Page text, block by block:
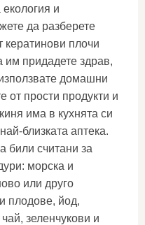
и
да разберете
плочи
им придадете здрав,
домашни
от прости продукти и
има в кухнята си
близката аптека.
били считани за
морска и
или друго
плодове, йод,
зеленчукови и